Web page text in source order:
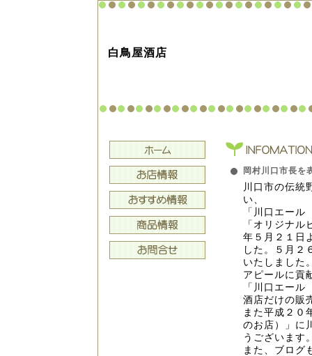
白鳥屋酒店
岡村川口市長を
川口市の伝
い、
「川口エー
「オリジナ
年５月２１日
した。５月２
いたしました
アピールに貢
「川口エー
酒店だけの販
また平成２０
のお店）」に
うございます
また、ブログ